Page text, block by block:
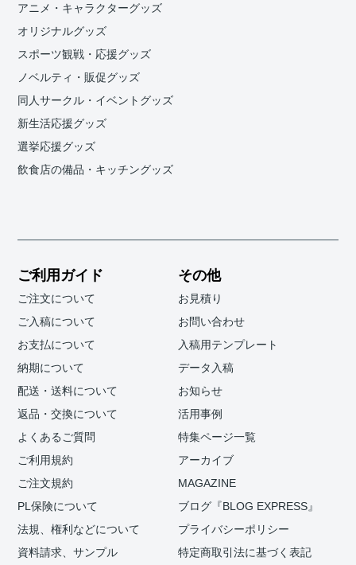
アニメ・キャラクターグッズ
オリジナルグッズ
スポーツ観戦・応援グッズ
ノベルティ・販促グッズ
同人サークル・イベントグッズ
新生活応援グッズ
選挙応援グッズ
飲食店の備品・キッチングッズ
ご利用ガイド
ご注文について
ご入稿について
お支払について
納期について
配送・送料について
返品・交換について
よくあるご質問
ご利用規約
ご注文規約
PL保険について
法規、権利などについて
資料請求、サンプル
その他
お見積り
お問い合わせ
入稿用テンプレート
データ入稿
お知らせ
活用事例
特集ページ一覧
アーカイブ
MAGAZINE
ブログ『BLOG EXPRESS』
プライバシーポリシー
特定商取引法に基づく表記